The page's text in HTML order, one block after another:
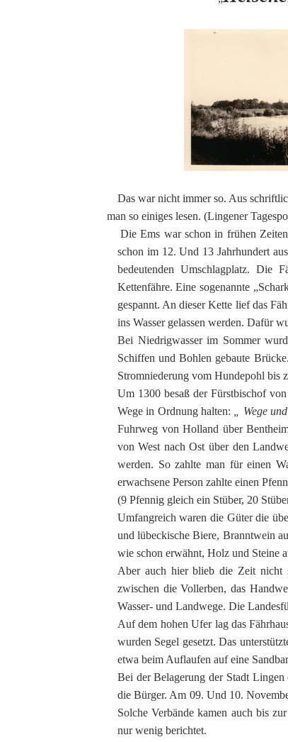
Das war nicht immer so. Aus
man so einiges lesen. (Lingener
Die Ems war schon in frühen
schon im 12. Und 13 Jahrhundert
bedeutenden Umschlagplatz. Die
Kettenfähre. Eine sogenannte
gespannt. An dieser Kette lief das
ins Wasser gelassen werden. Dafür
Bei Niedrigwasser im Sommer
Schiffen und Bohlen gebaute
Stromniederung vom Hundepohl bis
Um 1300 besaß der Fürstbischof
Wege in Ordnung halten:
„ Wege
Fuhrweg von Holland über
von West nach Ost über den
werden. So zahlte man für einen
erwachsene Person zahlte einen
(9 Pfennig gleich ein Stüber, 20
Umfangreich waren die Güter die
und lübeckische Biere, Branntwein
wie schon erwähnt, Holz und Steine
Aber auch hier blieb die Zeit nicht
zwischen die Vollerben, das
Wasser- und Landwege. Die
Auf dem hohen Ufer lag das
wurden Segel gesetzt. Das
etwa beim Auflaufen auf eine
Bei der Belagerung der Stadt
die Bürger. Am 09. Und 10.
Solche Verbände kamen auch bis
nur wenig berichtet.